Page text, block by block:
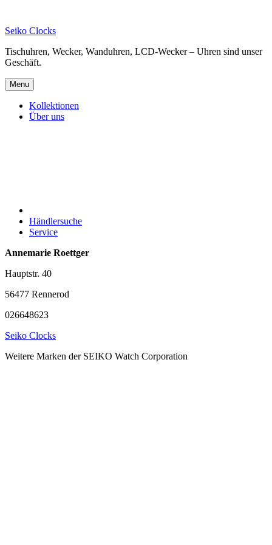
content
Seiko Clocks
Tischuhren, Wecker, Wanduhren, LCD-Wecker – Uhren sind unser
Geschäft.
Menu
Kollektionen
Über uns
Händlersuche
Service
Annemarie Roettger
Hauptstr. 40
56477 Rennerod
026648623
Seiko Clocks
Weitere Marken der SEIKO Watch Corporation